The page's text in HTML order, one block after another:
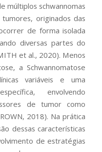
múltiplos schwannomas
originados das
de forma isolada
diversas partes do
et al., 2020). Menos
a Schwannomatose
variáveis e uma
envolvendo
de tumor como
2018). Na prática
dessas características
de estratégias